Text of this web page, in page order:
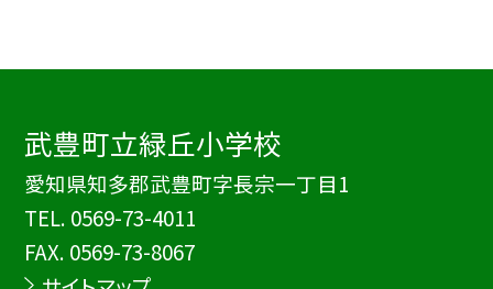
武豊町立緑丘小学校
愛知県知多郡武豊町字長宗一丁目1
TEL. 0569-73-4011
FAX. 0569-73-8067